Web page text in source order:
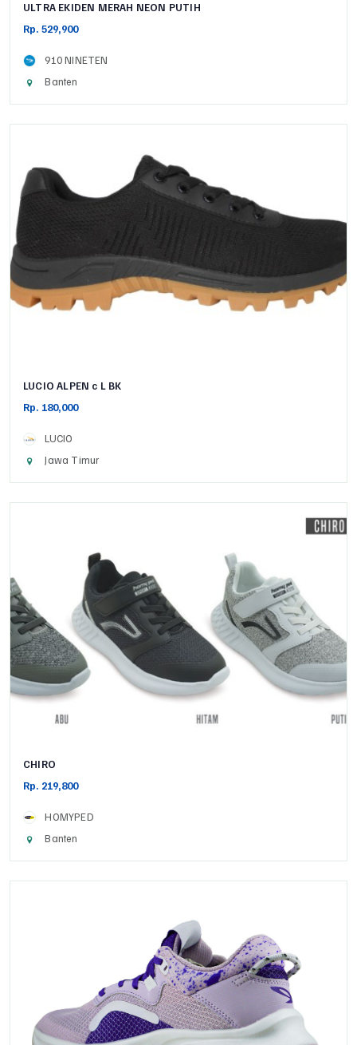
ULTRA EKIDEN MERAH NEON PUTIH
Rp. 529,900
910 NINETEN
Banten
LUCIO ALPEN c L BK
Rp. 180,000
LUCIO
Jawa Timur
CHIRO
Rp. 219,800
HOMYPED
Banten